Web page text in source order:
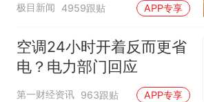
极目新闻 4959跟贴 APP专享
空调24小时开着反而更省
电？电力部门回应
第一财经资讯 963跟贴 APP专享